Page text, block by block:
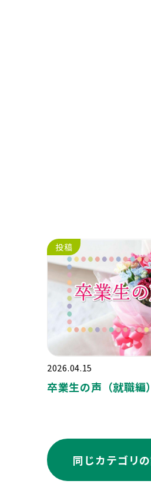
投稿
2026.04.15
卒業生の声（就職編）
同じカテゴリ